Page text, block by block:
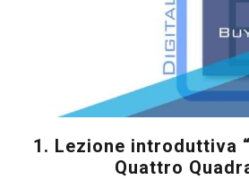
1. Lezione introduttiva
Quattro